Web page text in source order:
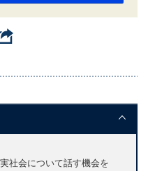
社会について話す機会を